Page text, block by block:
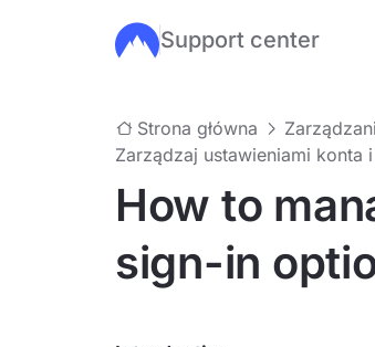
Przejdź do głównej treści
Support center
Strona główna
Zarządzaj ustawieniami konta
How to
sign-in